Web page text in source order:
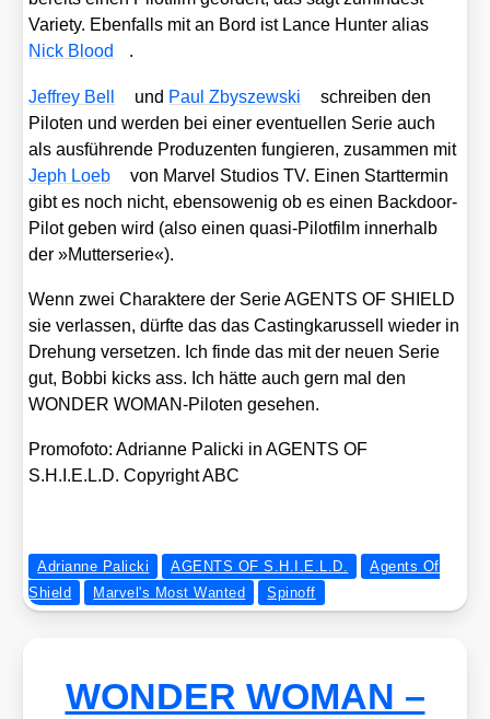
Varie­ty. Eben­falls mit an Bord ist Lan­ce Hun­ter ali­as
Nick Blood
.
Jef­frey Bell und Paul Zby­szew­ski
schrei­ben den
Pilo­ten und wer­den bei einer even­tu­el­len Serie auch
als aus­füh­ren­de Pro­du­zen­ten fun­gie­ren, zusam­men mit
Jeph Loeb
von Mar­vel Stu­di­os TV. Einen Start­ter­min
gibt es noch nicht, eben­so­we­nig ob es einen Back­door-
Pilot geben wird (also einen qua­si-Pilot­film inner­halb
der »Mut­ter­se­rie«).
Wenn zwei Cha­rak­te­re der Serie AGENTS OF SHIELD
sie ver­las­sen, dürf­te das das Cas­ting­ka­rus­sell wie­der in
Dre­hung ver­set­zen. Ich fin­de das mit der neu­en Serie
gut, Bob­bi kicks ass. Ich hät­te auch gern mal den
WONDER WOMAN-Pilo­ten gese­hen.
Pro­mo­fo­to: Adri­an­ne Pali­cki in AGENTS OF
S.H.I.E.L.D. Copy­right ABC
Adrianne Palicki AGENTS OF S.H.I.E.L.D.
Agents Of
Shield
Marvel's Most Wanted Spinoff
WONDER WOMAN –